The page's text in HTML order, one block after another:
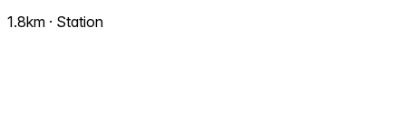
1.8km · Station